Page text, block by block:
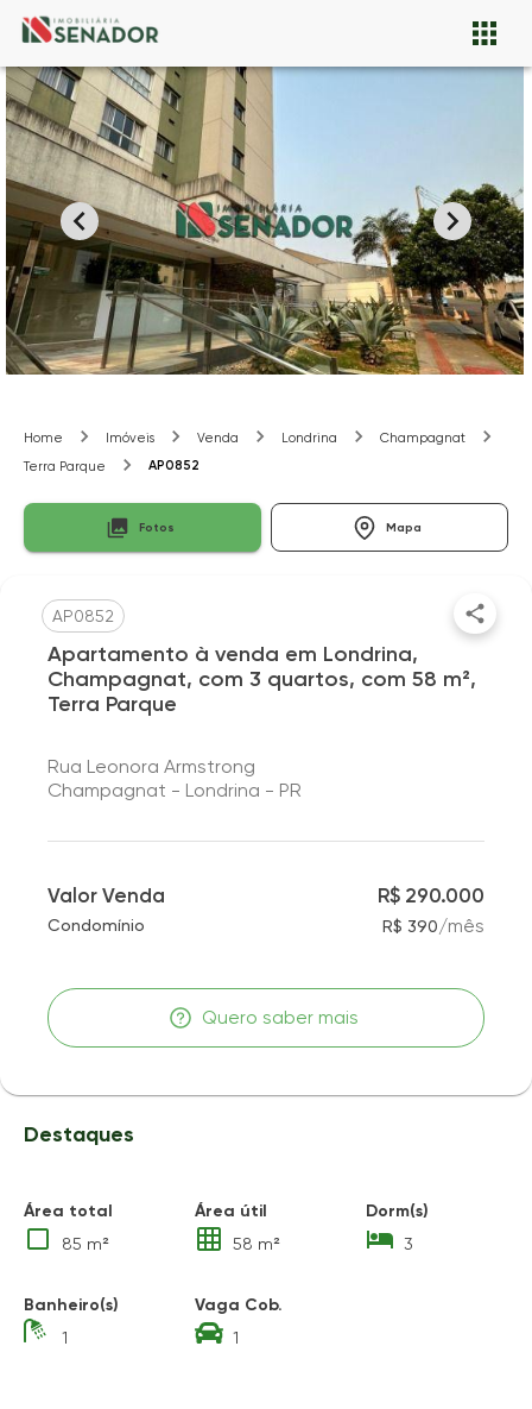
Home Imóveis Venda Londrina
Champagnat
Terra Parque
AP0852
Fotos Mapa
AP0852
Apartamento à venda em Londrina,
Champagnat, com 3 quartos, com 58 m²,
Terra Parque
Rua Leonora Armstrong
Champagnat - Londrina - PR
Valor Venda R$ 290.000
Condomínio R$ 390/mês
Quero saber mais
Destaques
Área total
85 m²
Área útil
58 m²
Dorm(s)
3
Banheiro(s)
1
Vaga Cob.
1